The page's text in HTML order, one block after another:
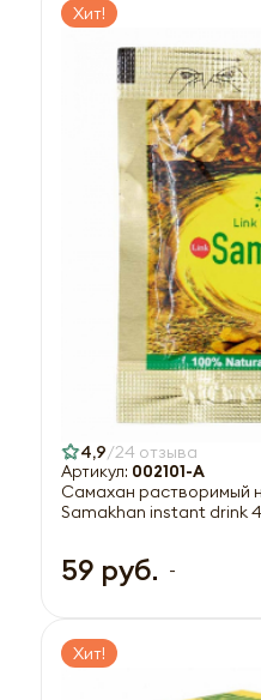
Хит!
4,9 24 отзыва
Артикул: 002101-A
Самахан растворимый
Samakhan instant drink
59 руб. -
Хит!